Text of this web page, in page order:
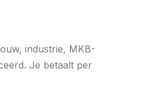
industrie, MKB-
Je betaalt per